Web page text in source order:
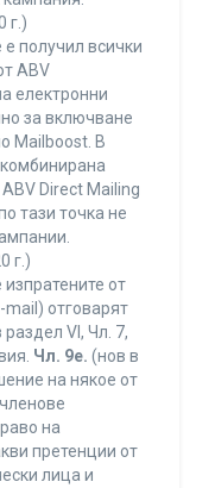
г.)
получил всички
ABV
електронни
за включване
Mailboost. В
Direct Mailing
тази точка не
г.)
от
отговарят
VI, Чл. 7,
Чл. 9е. (нов в
на някое от
на
претенции от
лица и